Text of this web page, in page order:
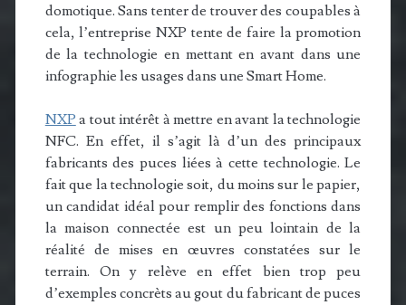
domotique. Sans tenter de trouver des coupables à
cela, l’entreprise NXP tente de faire la promotion
de la technologie en mettant en avant dans une
infographie les usages dans une Smart Home.
NXP a tout intérêt à mettre en avant la technologie
NFC. En effet, il s’agit là d’un des principaux
fabricants des puces liées à cette technologie. Le
fait que la technologie soit, du moins sur le papier,
un candidat idéal pour remplir des fonctions dans
la maison connectée est un peu lointain de la
réalité de mises en œuvres constatées sur le
terrain. On y relève en effet bien trop peu
d’exemples concrèts au gout du fabricant de puces